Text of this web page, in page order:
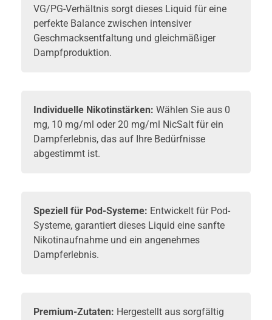
VG/PG-Verhältnis sorgt dieses Liquid für eine
perfekte Balance zwischen intensiver
Geschmacksentfaltung und gleichmäßiger
Dampfproduktion.
Individuelle Nikotinstärken: Wählen Sie aus 0
mg, 10 mg/ml oder 20 mg/ml NicSalt für ein
Dampferlebnis, das auf Ihre Bedürfnisse
abgestimmt ist.
Speziell für Pod-Systeme: Entwickelt für Pod-
Systeme, garantiert dieses Liquid eine sanfte
Nikotinaufnahme und ein angenehmes
Dampferlebnis.
Premium-Zutaten: Hergestellt aus sorgfältig